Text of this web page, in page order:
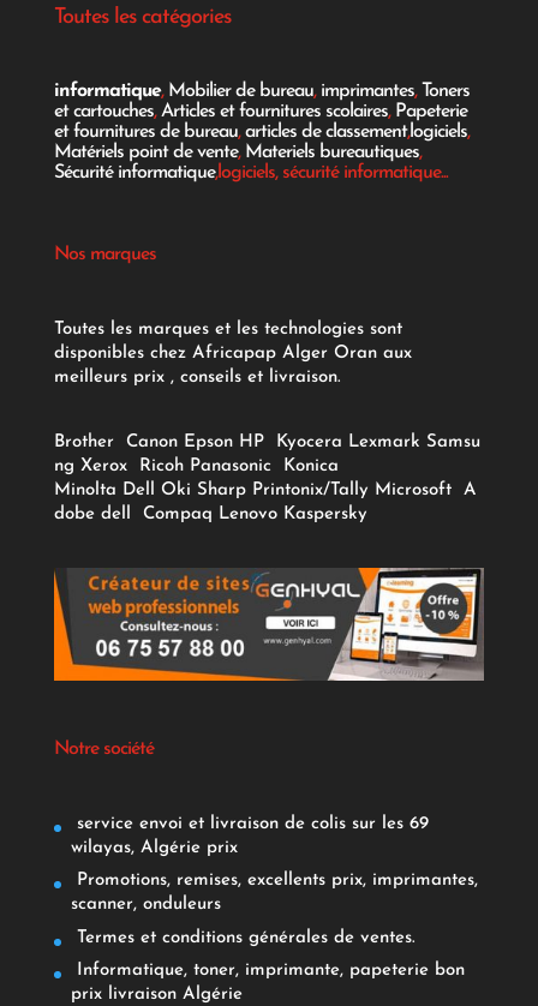
Toutes les catégories
informatique, Mobilier de bureau, imprimantes, Toners
et cartouches,Articles et fournitures scolaires, Papeterie
et fournitures de bureau,articles de classement,logiciels,
Matériels point de vente, Materiels bureautiques,
Sécurité informatique,logiciels, sécurité informatique...
Nos marques
Toutes les marques et les technologies sont
disponibles chez Africapap Alger Oran aux
meilleurs prix , conseils et livraison.
Brother Canon Epson HP Kyocera Lexmark Samsu
ng Xerox Ricoh Panasonic
Konica
Minolta Dell Oki Sharp Printonix/Tally Microsoft
A
dobe dell Compaq Lenovo Kaspersky
Notre société
service envoi et livraison de colis sur les 69
wilayas, Algérie prix
Promotions, remises, excellents prix, imprimantes,
scanner, onduleurs
Termes et conditions générales de ventes.
Informatique, toner, imprimante, papeterie bon
prix livraison Algérie